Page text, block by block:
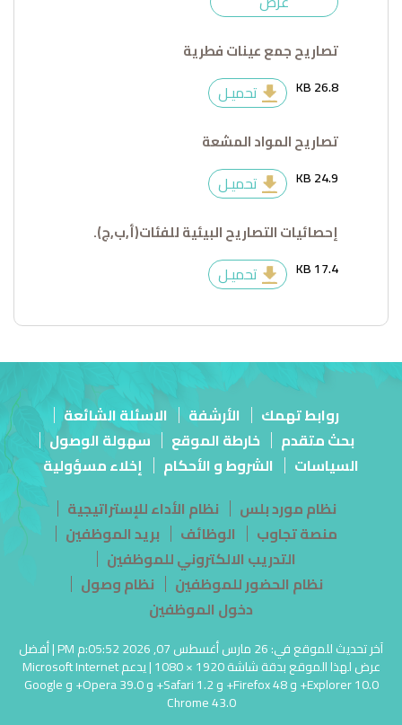
تصاريح جمع عينات فطرية
26.8 KB تحميـل
تصاريح المواد المشعة
24.9 KB تحميـل
إحصائيات التصاريح البيئية للفئات(أ,ب,ج).
17.4 KB تحميـل
روابط تهمك الأرشفة
الاسئلة الشائعة
بحث متقدم
خارطة الموقع
سهولة الوصول
السياسات
الشروط و الأحكام
إخلاء مسؤولية
نظام مورد بلس
نظام الأداء للإستراتيجية
منصة تجاوب
الوظائف
بريد الموظفين
التدريب الالكتروني للموظفين
نظام الحضور للموظفين
نظام وصول
دخول الموظفين
آخر تحديث للموقع في: 26 مارس أغسطس 07, 2026 05:52:م PM | أفضل
عرض لهذا الموقع بدقة شاشة 1920 × 1080 | يدعم Microsoft Internet
Explorer 10.0+ و Firefox 48+ و Safari 1.2+ و Opera 39.0+ و Google
Chrome 43.0